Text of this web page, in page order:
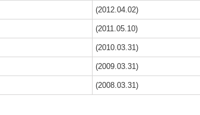
(2012.04.02)
(2011.05.10)
(2010.03.31)
(2009.03.31)
(2008.03.31)